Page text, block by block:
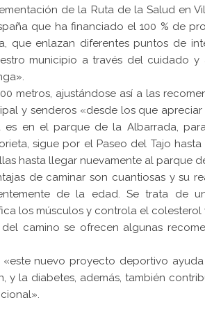
de la Ruta de la Salud en
que ha financiado el 100 % de
que enlazan diferentes puntos de
municipio a través del cuidado
metros, ajustándose así a las
y senderos «desde los que
es en el parque de la Albarrada,
sigue por el Paseo del Tajo
hasta llegar nuevamente al parque
de caminar son cuantiosas y su
de la edad. Se trata de
los músculos y controla el colesterol
camino se ofrecen algunas
nuevo proyecto deportivo
y la diabetes, además, también